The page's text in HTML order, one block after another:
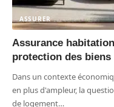
ASSURER
Assurance
protection des
Dans un contexte
en plus d'ampleur, la
de logement…